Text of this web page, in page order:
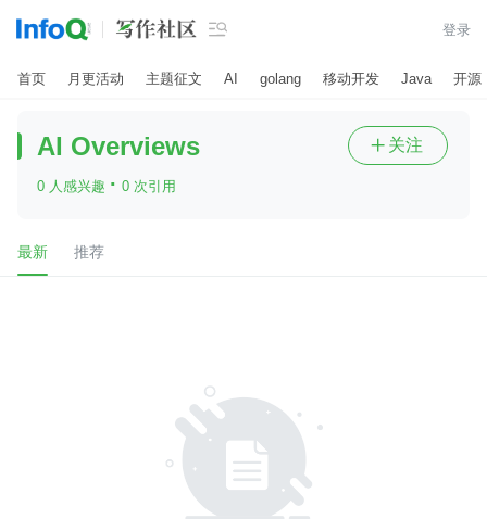
 登录
首页 月更活动 主题征文 AI golang 移动开发 Java 开源
AI Overviews
0 人感兴趣 · 0 次引用
 关注
最新 推荐